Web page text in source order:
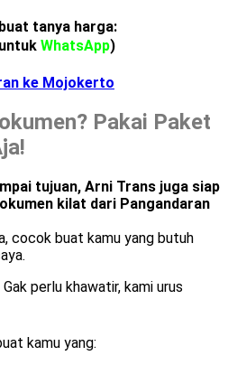
tanya harga:
WhatsApp)
ke Mojokerto
Pakai Paket
tujuan, Arni Trans juga siap
kilat dari Pangandaran
cocok buat kamu yang butuh
perlu khawatir, kami urus
kamu yang: